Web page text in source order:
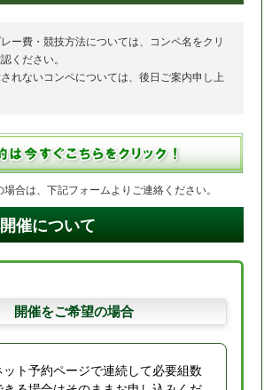
ー費・競技方法については、コンペ名をクリ
ください。
されないコンペについては、後日ご案内申し上
場合は、下記フォームよりご連絡ください。
催について
開催をご希望の場合
ット予約ページで連続して必要組数